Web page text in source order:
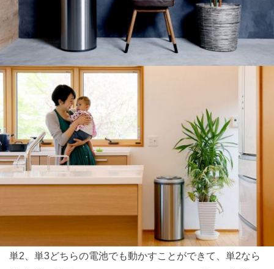
単2、単3どちらの電池でも動かすことができて、単2なら